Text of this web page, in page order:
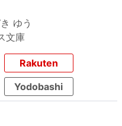
ゆう
文庫
Rakuten
Yodobashi